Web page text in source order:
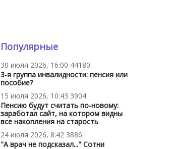
Популярные
30 июля 2026, 16:00 44180
3-я группа инвалидности: пенсия или
пособие?
15 июля 2026, 10:43 3904
Пенсию будут считать по-новому:
заработал сайт, на котором видны
все накопления на старость
24 июля 2026, 8:42 3886
"А врач не подсказал..." Сотни